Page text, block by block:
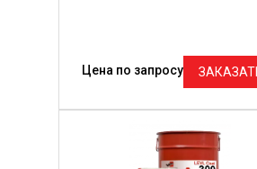
Цена по запросу